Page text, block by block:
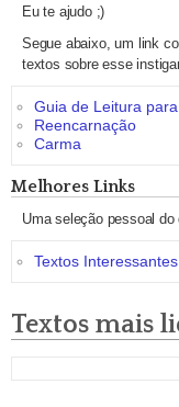
Eu te ajudo ;)
Segue abaixo, um link
textos sobre esse
Guia de Leitura
Reencarnação
Carma
Melhores Links
Uma seleção pessoal
Textos Interessantes
Textos mais